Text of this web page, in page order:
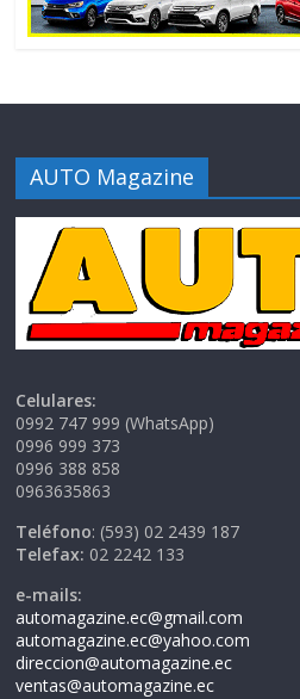
AUTO Magazine
Celulares:
0992 747 999 (WhatsApp)
0996 999 373
0996 388 858
0963635863
Teléfono: (593) 02 2439 187
Telefax: 02 2242 133
e-mails:
automagazine.ec@gmail.com
automagazine.ec@yahoo.com
direccion@automagazine.ec
ventas@automagazine.ec